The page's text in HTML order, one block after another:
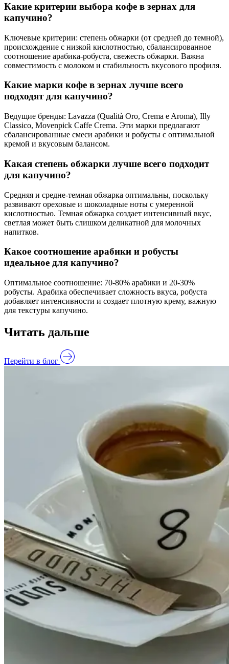
Какие критерии выбора кофе в зернах для
капучино?
Ключевые критерии: степень обжарки (от средней до темной),
происхождение с низкой кислотностью, сбалансированное
соотношение арабика-робуста, свежесть обжарки. Важна
совместимость с молоком и стабильность вкусового профиля.
Какие марки кофе в зернах лучше всего
подходят для капучино?
Ведущие бренды: Lavazza (Qualità Oro, Crema e Aroma), Illy
Classico, Movenpick Caffe Crema. Эти марки предлагают
сбалансированные смеси арабики и робусты с оптимальной
кремой и вкусовым балансом.
Какая степень обжарки лучше всего подходит
для капучино?
Средняя и средне-темная обжарка оптимальны, поскольку
развивают ореховые и шоколадные ноты с умеренной
кислотностью. Темная обжарка создает интенсивный вкус,
светлая может быть слишком деликатной для молочных
напитков.
Какое соотношение арабики и робусты
идеальное для капучино?
Оптимальное соотношение: 70-80% арабики и 20-30%
робусты. Арабика обеспечивает сложность вкуса, робуста
добавляет интенсивности и создает плотную крему, важную
для текстуры капучино.
Читать дальше
Перейти в блог